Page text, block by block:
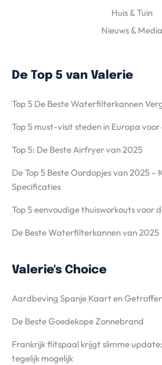
Huis & Tuin
Nieuws & Media
De Top 5 van Valerie
Top 5 De Beste Waterfilterkannen
Top 5 must-visit steden in Europa voor
Top 5: De Beste Airfryer van 2025
De Top 5 Beste Oordopjes van 2025 –
Specificaties
Top 5 eenvoudige thuisworkouts voor
De Beste Waterfilterkannen van 2025
Valerie's Choice
Aardbeving Spanje Kaart en
De Beste Goedekope Zonnebrand
Frankrijk flitspaal krijgt slimme
tegelijk mogelijk